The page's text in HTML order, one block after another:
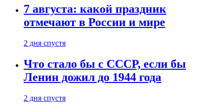
7 августа: какой праздник
отмечают в России и мире
2 дня спустя
Что стало бы с СССР, если бы
Ленин дожил до 1944 года
2 дня спустя